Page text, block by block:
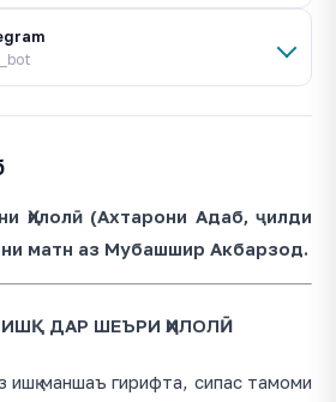
Ҳилолӣ (Ахтарони Адаб, ҷилди
матн аз Мубашшир Акбарзод.
ИШҚ ДАР ШЕЪРИ ҲИЛОЛӢ
ишқ маншаъ гирифта, сипас тамоми